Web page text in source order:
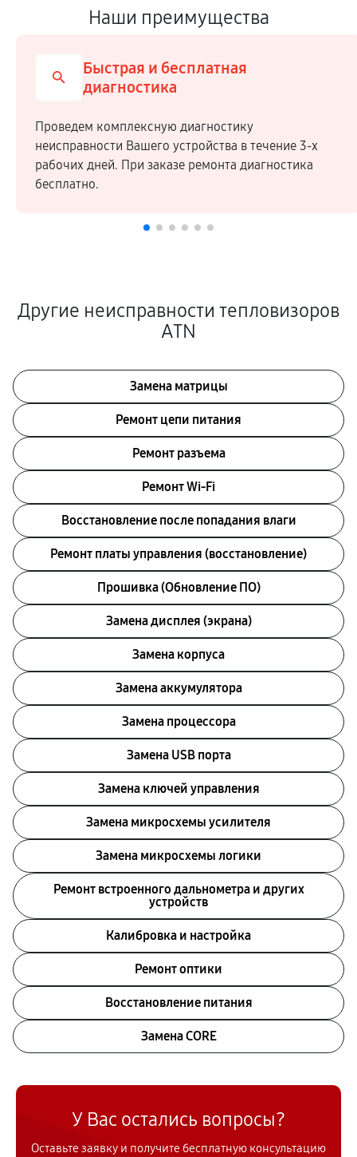
Наши преимущества
Быстрая и бесплатная
диагностика
Проведем комплексную диагностику
неисправности Вашего устройства в течение 3-х
рабочих дней. При заказе ремонта диагностика
бесплатно.
Другие неисправности тепловизоров
ATN
Замена матрицы
Ремонт цепи питания
Ремонт разъема
Ремонт Wi-Fi
Восстановление после попадания влаги
Ремонт платы управления (восстановление)
Прошивка (Обновление ПО)
Замена дисплея (экрана)
Замена корпуса
Замена аккумулятора
Замена процессора
Замена USB порта
Замена ключей управления
Замена микросхемы усилителя
Замена микросхемы логики
Ремонт встроенного дальнометра и других
устройств
Калибровка и настройка
Ремонт оптики
Восстановление питания
Замена CORE
У Вас остались вопросы?
Оставьте заявку и получите бесплатную консультацию